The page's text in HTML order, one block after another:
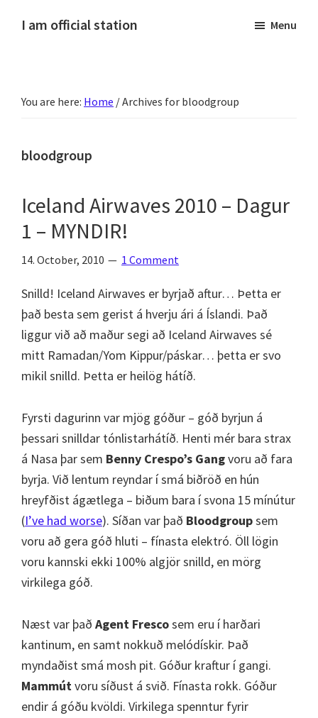
I am official station
fréttir
og
skemmtilegt
:)
Menu
You are here: Home /Archives for bloodgroup
bloodgroup
Iceland Airwaves 2010 – Dagur
1 – MYNDIR!
14. October, 2010 1 Comment
Snilld! Iceland Airwaves er byrjað aftur… Þetta er
það besta sem gerist á hverju ári á Íslandi. Það
liggur við að maður segi að Iceland Airwaves sé
mitt Ramadan/Yom Kippur/páskar… þetta er svo
mikil snilld. Þetta er heilög hátíð.
Fyrsti dagurinn var mjög góður – góð byrjun á
þessari snilldar tónlistarhátíð. Henti mér bara strax
á Nasa þar sem Benny Crespo’s Gangvoru að fara
byrja. Við lentum reyndar í smá biðröð en hún
hreyfðist ágætlega – biðum bara í svona 15 mínútur
(I’ve had worse). Síðan var það Bloodgroupsem
voru að gera góð hluti – fínasta elektró. Öll lögin
voru kannski ekki 100% algjör snilld, en mörg
virkilega góð.
Næst var það Agent Frescosem eru í harðari
kantinum, en samt nokkuð melódískir. Það
myndaðist smá mosh pit. Góður kraftur í gangi.
Mammútvoru síðust á svið. Fínasta rokk. Góður
endir á góðu kvöldi. Virkilega spenntur fyrir